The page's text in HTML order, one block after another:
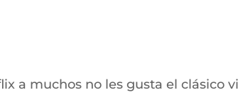
a muchos no les gusta el clásico